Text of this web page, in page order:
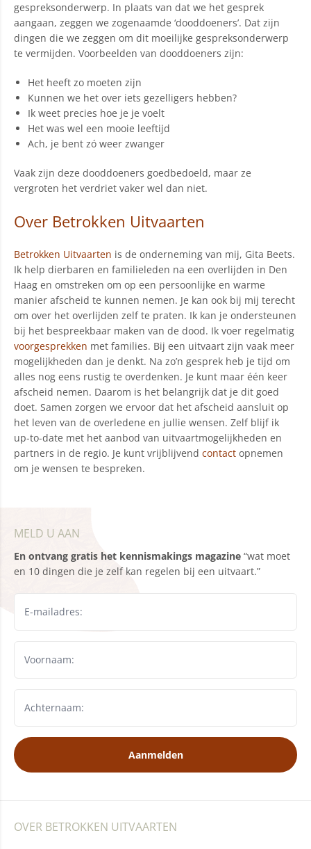
gespreksonderwerp. In plaats van dat we het gesprek
aangaan, zeggen we zogenaamde ‘dooddoeners’. Dat zijn
dingen die we zeggen om dit moeilijke gespreksonderwerp
te vermijden. Voorbeelden van dooddoeners zijn:
Het heeft zo moeten zijn
Kunnen we het over iets gezelligers hebben?
Ik weet precies hoe je je voelt
Het was wel een mooie leeftijd
Ach, je bent zó weer zwanger
Vaak zijn deze dooddoeners goedbedoeld, maar ze
vergroten het verdriet vaker wel dan niet.
Over Betrokken Uitvaarten
Betrokken Uitvaarten is de onderneming van mij, Gita Beets.
Ik help dierbaren en familieleden na een overlijden in Den
Haag en omstreken om op een persoonlijke en warme
manier afscheid te kunnen nemen. Je kan ook bij mij terecht
om over het overlijden zelf te praten. Ik kan je ondersteunen
bij het bespreekbaar maken van de dood. Ik voer regelmatig
voorgesprekken met families. Bij een uitvaart zijn vaak meer
mogelijkheden dan je denkt. Na zo’n gesprek heb je tijd om
alles nog eens rustig te overdenken. Je kunt maar één keer
afscheid nemen. Daarom is het belangrijk dat je dit goed
doet. Samen zorgen we ervoor dat het afscheid aansluit op
het leven van de overledene en jullie wensen. Zelf blijf ik
up-to-date met het aanbod van uitvaartmogelijkheden en
partners in de regio. Je kunt vrijblijvend contact opnemen
om je wensen te bespreken.
MELD U AAN
En ontvang gratis het kennismakings magazine “wat moet
en 10 dingen die je zelf kan regelen bij een uitvaart.”
Aanmelden
OVER BETROKKEN UITVAARTEN